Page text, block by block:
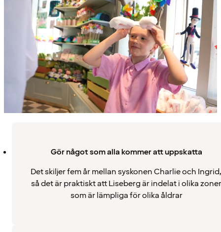
Gör något som alla kommer att uppskatta
Det skiljer fem år mellan syskonen Charlie och
så det är praktiskt att Liseberg är indelat i olika zoner
som är lämpliga för olika åldrar